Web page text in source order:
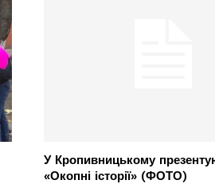
У Кропивницькому
«Окопні історії» (ФОТО)